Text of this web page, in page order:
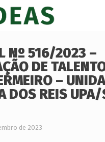
Nº 516/2023 –
DE
–
DOS REIS
de 2023